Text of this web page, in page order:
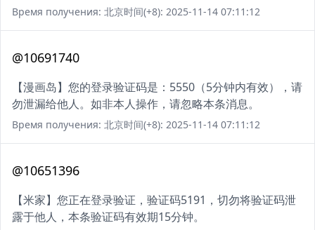
Время получения: 北京时间(+8): 2025-11-14 07:11:12
@10691740
【漫画岛】您的登录验证码是：5550（5分钟内有效），请
勿泄漏给他人。如非本人操作，请忽略本条消息。
Время получения: 北京时间(+8): 2025-11-14 07:11:12
@10651396
【米家】您正在登录验证，验证码5191，切勿将验证码泄
露于他人，本条验证码有效期15分钟。